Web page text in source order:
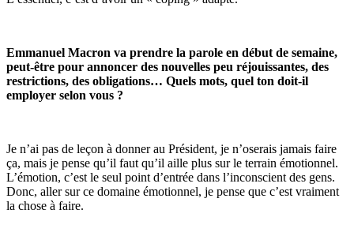
Emmanuel Macron va prendre la parole en début de semaine,
peut-être pour annoncer des nouvelles peu réjouissantes, des
restrictions, des obligations… Quels mots, quel ton doit-il
employer selon vous ?
Je n’ai pas de leçon à donner au Président, je n’oserais jamais faire
ça, mais je pense qu’il faut qu’il aille plus sur le terrain émotionnel.
L’émotion, c’est le seul point d’entrée dans l’inconscient des gens.
Donc, aller sur ce domaine émotionnel, je pense que c’est vraiment
la chose à faire.